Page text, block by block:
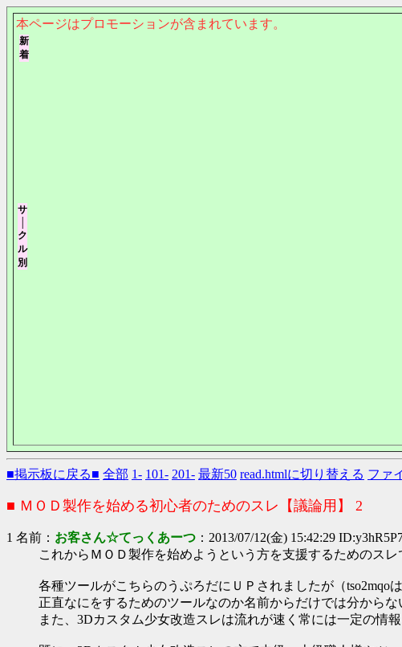
本ページはプロモーションが含まれています。
■掲示板に戻る■ 全部 1- 101- 201- 最新50 read.htmlに切り替える ファ
■ ＭＯＤ製作を始める初心者のためのスレ【議論用】 2
1 名前： お客さん☆てっくあーつ ：2013/07/12(金) 15:42:29
これからＭＯＤ製作を始めようという方を支援するためのスレ
各種ツールがこちらのうぷろだにＵＰされましたが（tso2mqo
正直なにをするためのツールなのか名前からだけでは分からな
また、3Dカスタム少女改造スレは流れが速く常には一定の情